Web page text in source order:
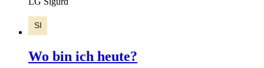
Wo bin ich heute?